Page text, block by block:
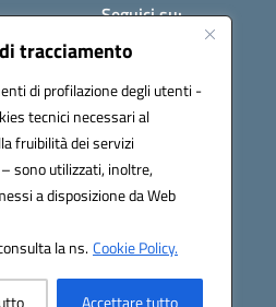
tracciamento
di profilazione degli utenti -
tecnici necessari al
fruibilità dei servizi
sono utilizzati, inoltre,
a disposizione da Web
la ns.Cookie Policy.
Accettare tutto
Seguici su: